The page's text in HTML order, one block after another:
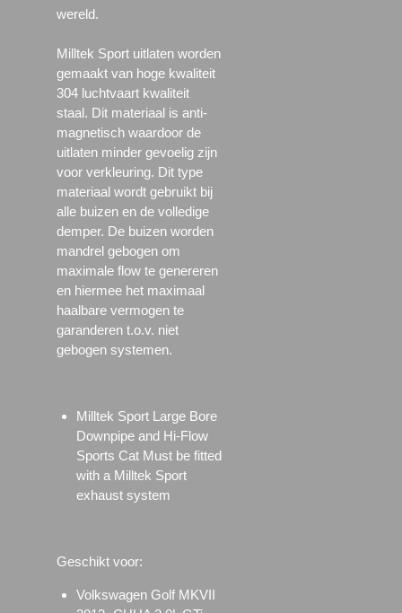
wereld.
Milltek Sport uitlaten worden
gemaakt van hoge kwaliteit
304 luchtvaart kwaliteit
staal. Dit materiaal is anti-
magnetisch waardoor de
uitlaten minder gevoelig zijn
voor verkleuring. Dit type
materiaal wordt gebruikt bij
alle buizen en de volledige
demper. De buizen worden
mandrel gebogen om
maximale flow te genereren
en hiermee het maximaal
haalbare vermogen te
garanderen t.o.v. niet
gebogen systemen.
Milltek Sport Large Bore
Downpipe and Hi-Flow
Sports Cat Must be fitted
with a Milltek Sport
exhaust system
Geschikt voor:
Volkswagen Golf MKVII